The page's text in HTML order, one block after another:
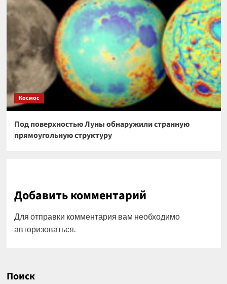
Космос
Под поверхностью Луны обнаружили странную
прямоугольную структуру
Добавить комментарий
Для отправки комментария вам необходимо
авторизоваться
Поиск